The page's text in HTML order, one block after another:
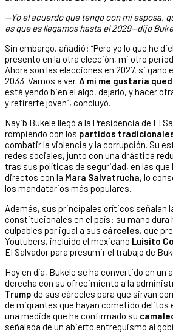
—Yo el acuerdo que tengo con mi esposa,
es que es llegamos hasta el 2029—dijo
Sin embargo, añadió: “Pero yo lo que he
presento en la otra elección, mi otro
Ahora son las elecciones en 2027, si gano
2033. Vamos a ver. A mí me gustaría
está yendo bien el algo, dejarlo, y hacer
y retirarte joven”, concluyó.
Nayib Bukele llegó a la Presidencia de El
rompiendo con los partidos
combatir la violencia y la corrupción. Su
redes sociales, junto con una drástica
tras sus políticas de seguridad, en las
directos con la Mara Salvatrucha, lo
los mandatarios más populares.
Además, sus principales críticos señalan
constitucionales en el país: su mano dura
culpables por igual a sus cárceles, que
Youtubers, incluido el mexicano Luisito
El Salvador para presumir el trabajo de
Hoy en día, Bukele se ha convertido en un
derecha con su ofrecimiento a la
Trump de sus cárceles para que sirvan
de migrantes que hayan cometido delitos
una medida que ha confirmado su
señalada de un abierto entreguismo al